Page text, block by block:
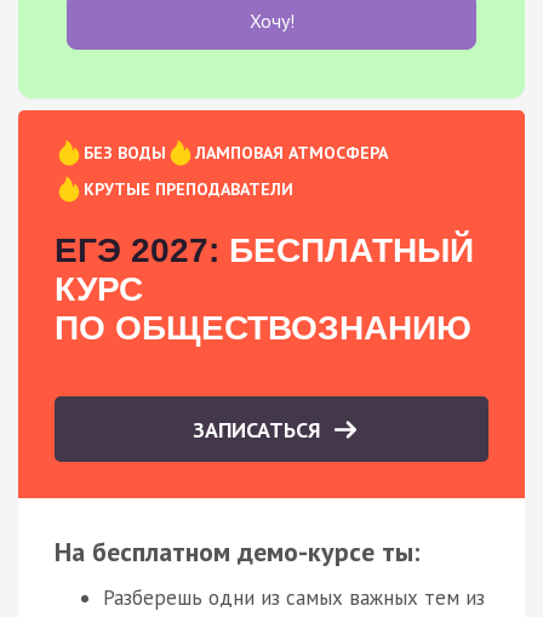
Хочу!
БЕЗ ВОДЫ
ЛАМПОВАЯ АТМОСФЕРА
КРУТЫЕ ПРЕПОДАВАТЕЛИ
ЕГЭ 2027: БЕСПЛАТНЫЙ
КУРС
ПО ОБЩЕСТВОЗНАНИЮ
ЗАПИСАТЬСЯ
На бесплатном демо-курсе ты:
Разберешь одни из самых важных тем из